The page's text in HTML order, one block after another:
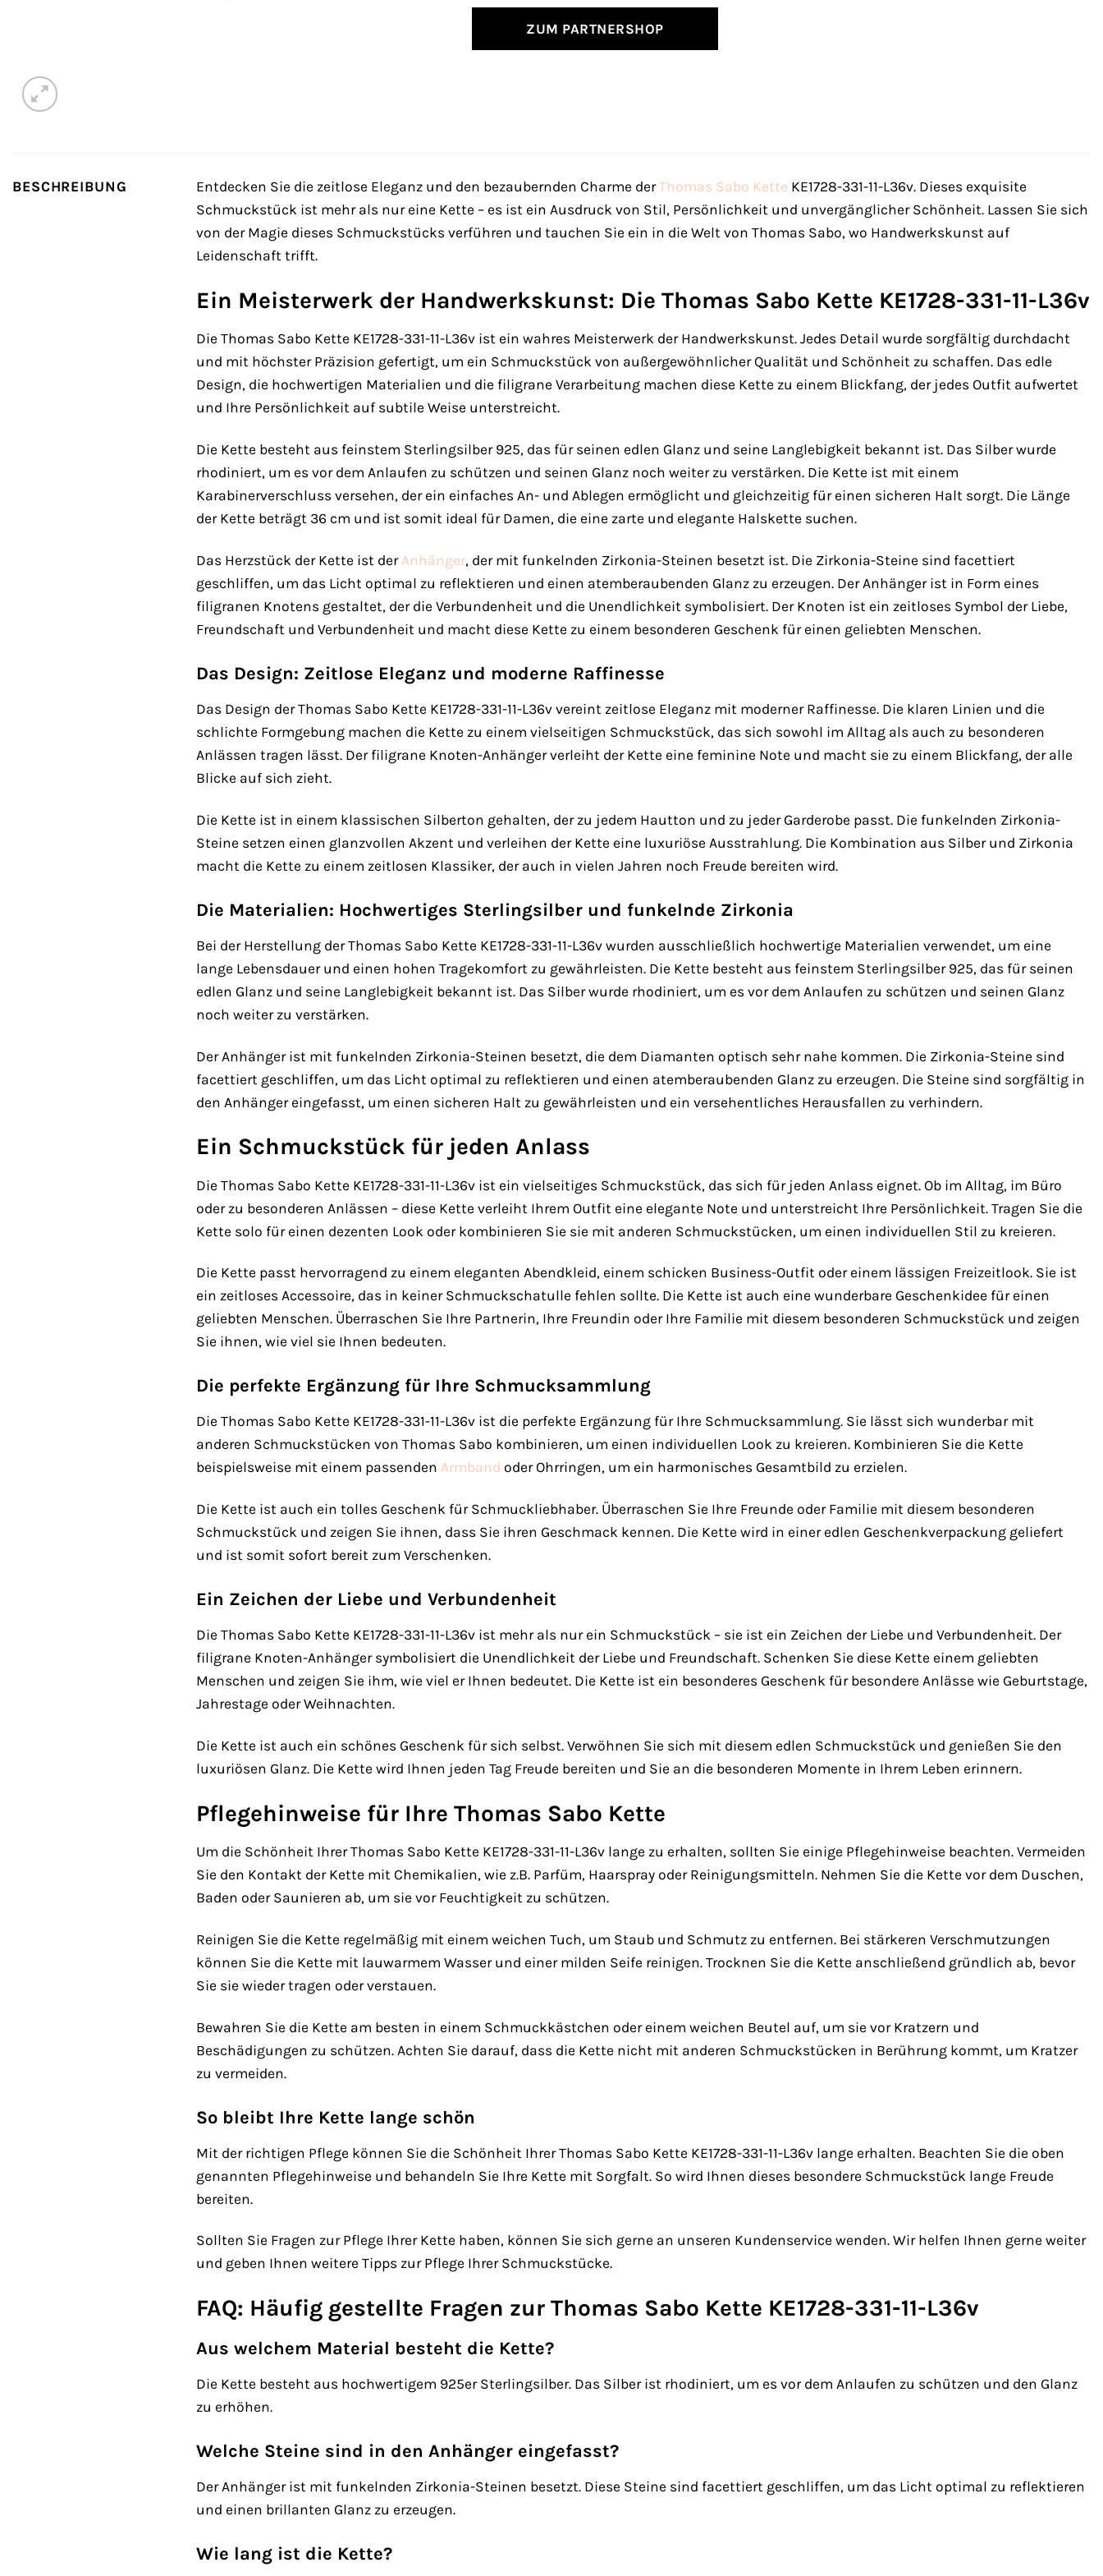
ZUM PARTNERSHOP
BESCHREIBUNG Entdecken Sie die zeitlose Eleganz und den bezaubernden Charme derThomas Sabo Kette KE1728-331-11-L36v. Dieses exquisite
Schmuckstück ist mehr als nur eine Kette – es ist ein Ausdruck von Stil, Persönlichkeit und unvergänglicher Schönheit. Lassen Sie sich
von der Magie dieses Schmuckstücks verführen und tauchen Sie ein in die Welt von Thomas Sabo, wo Handwerkskunst auf
Leidenschaft trifft.
Ein Meisterwerk der Handwerkskunst: Die Thomas Sabo Kette KE1728-331-11-L36v
Die Thomas Sabo Kette KE1728-331-11-L36v ist ein wahres Meisterwerk der Handwerkskunst. Jedes Detail wurde sorgfältig durchdacht
und mit höchster Präzision gefertigt, um ein Schmuckstück von außergewöhnlicher Qualität und Schönheit zu schaffen. Das edle
Design, die hochwertigen Materialien und die filigrane Verarbeitung machen diese Kette zu einem Blickfang, der jedes Outfit aufwertet
und Ihre Persönlichkeit auf subtile Weise unterstreicht.
Die Kette besteht aus feinstem Sterlingsilber 925, das für seinen edlen Glanz und seine Langlebigkeit bekannt ist. Das Silber wurde
rhodiniert, um es vor dem Anlaufen zu schützen und seinen Glanz noch weiter zu verstärken. Die Kette ist mit einem
Karabinerverschluss versehen, der ein einfaches An- und Ablegen ermöglicht und gleichzeitig für einen sicheren Halt sorgt. Die Länge
der Kette beträgt 36 cm und ist somit ideal für Damen, die eine zarte und elegante Halskette suchen.
Das Herzstück der Kette ist derAnhänger, der mit funkelnden Zirkonia-Steinen besetzt ist. Die Zirkonia-Steine sind facettiert
geschliffen, um das Licht optimal zu reflektieren und einen atemberaubenden Glanz zu erzeugen. Der Anhänger ist in Form eines
filigranen Knotens gestaltet, der die Verbundenheit und die Unendlichkeit symbolisiert. Der Knoten ist ein zeitloses Symbol der Liebe,
Freundschaft und Verbundenheit und macht diese Kette zu einem besonderen Geschenk für einen geliebten Menschen.
Das Design: Zeitlose Eleganz und moderne Raffinesse
Das Design der Thomas Sabo Kette KE1728-331-11-L36v vereint zeitlose Eleganz mit moderner Raffinesse. Die klaren Linien und die
schlichte Formgebung machen die Kette zu einem vielseitigen Schmuckstück, das sich sowohl im Alltag als auch zu besonderen
Anlässen tragen lässt. Der filigrane Knoten-Anhänger verleiht der Kette eine feminine Note und macht sie zu einem Blickfang, der alle
Blicke auf sich zieht.
Die Kette ist in einem klassischen Silberton gehalten, der zu jedem Hautton und zu jeder Garderobe passt. Die funkelnden Zirkonia-
Steine setzen einen glanzvollen Akzent und verleihen der Kette eine luxuriöse Ausstrahlung. Die Kombination aus Silber und Zirkonia
macht die Kette zu einem zeitlosen Klassiker, der auch in vielen Jahren noch Freude bereiten wird.
Die Materialien: Hochwertiges Sterlingsilber und funkelnde Zirkonia
Bei der Herstellung der Thomas Sabo Kette KE1728-331-11-L36v wurden ausschließlich hochwertige Materialien verwendet, um eine
lange Lebensdauer und einen hohen Tragekomfort zu gewährleisten. Die Kette besteht aus feinstem Sterlingsilber 925, das für seinen
edlen Glanz und seine Langlebigkeit bekannt ist. Das Silber wurde rhodiniert, um es vor dem Anlaufen zu schützen und seinen Glanz
noch weiter zu verstärken.
Der Anhänger ist mit funkelnden Zirkonia-Steinen besetzt, die dem Diamanten optisch sehr nahe kommen. Die Zirkonia-Steine sind
facettiert geschliffen, um das Licht optimal zu reflektieren und einen atemberaubenden Glanz zu erzeugen. Die Steine sind sorgfältig in
den Anhänger eingefasst, um einen sicheren Halt zu gewährleisten und ein versehentliches Herausfallen zu verhindern.
Ein Schmuckstück für jeden Anlass
Die Thomas Sabo Kette KE1728-331-11-L36v ist ein vielseitiges Schmuckstück, das sich für jeden Anlass eignet. Ob im Alltag, im Büro
oder zu besonderen Anlässen – diese Kette verleiht Ihrem Outfit eine elegante Note und unterstreicht Ihre Persönlichkeit. Tragen Sie die
Kette solo für einen dezenten Look oder kombinieren Sie sie mit anderen Schmuckstücken, um einen individuellen Stil zu kreieren.
Die Kette passt hervorragend zu einem eleganten Abendkleid, einem schicken Business-Outfit oder einem lässigen Freizeitlook. Sie ist
ein zeitloses Accessoire, das in keiner Schmuckschatulle fehlen sollte. Die Kette ist auch eine wunderbare Geschenkidee für einen
geliebten Menschen. Überraschen Sie Ihre Partnerin, Ihre Freundin oder Ihre Familie mit diesem besonderen Schmuckstück und zeigen
Sie ihnen, wie viel sie Ihnen bedeuten.
Die perfekte Ergänzung für Ihre Schmucksammlung
Die Thomas Sabo Kette KE1728-331-11-L36v ist die perfekte Ergänzung für Ihre Schmucksammlung. Sie lässt sich wunderbar mit
anderen Schmuckstücken von Thomas Sabo kombinieren, um einen individuellen Look zu kreieren. Kombinieren Sie die Kette
beispielsweise mit einem passenden Armband oder Ohrringen, um ein harmonisches Gesamtbild zu erzielen.
Die Kette ist auch ein tolles Geschenk für Schmuckliebhaber. Überraschen Sie Ihre Freunde oder Familie mit diesem besonderen
Schmuckstück und zeigen Sie ihnen, dass Sie ihren Geschmack kennen. Die Kette wird in einer edlen Geschenkverpackung geliefert
und ist somit sofort bereit zum Verschenken.
Ein Zeichen der Liebe und Verbundenheit
Die Thomas Sabo Kette KE1728-331-11-L36v ist mehr als nur ein Schmuckstück – sie ist ein Zeichen der Liebe und Verbundenheit. Der
filigrane Knoten-Anhänger symbolisiert die Unendlichkeit der Liebe und Freundschaft. Schenken Sie diese Kette einem geliebten
Menschen und zeigen Sie ihm, wie viel er Ihnen bedeutet. Die Kette ist ein besonderes Geschenk für besondere Anlässe wie Geburtstage,
Jahrestage oder Weihnachten.
Die Kette ist auch ein schönes Geschenk für sich selbst. Verwöhnen Sie sich mit diesem edlen Schmuckstück und genießen Sie den
luxuriösen Glanz. Die Kette wird Ihnen jeden Tag Freude bereiten und Sie an die besonderen Momente in Ihrem Leben erinnern.
Pflegehinweise für Ihre Thomas Sabo Kette
Um die Schönheit Ihrer Thomas Sabo Kette KE1728-331-11-L36v lange zu erhalten, sollten Sie einige Pflegehinweise beachten. Vermeiden
Sie den Kontakt der Kette mit Chemikalien, wie z.B. Parfüm, Haarspray oder Reinigungsmitteln. Nehmen Sie die Kette vor dem Duschen,
Baden oder Saunieren ab, um sie vor Feuchtigkeit zu schützen.
Reinigen Sie die Kette regelmäßig mit einem weichen Tuch, um Staub und Schmutz zu entfernen. Bei stärkeren Verschmutzungen
können Sie die Kette mit lauwarmem Wasser und einer milden Seife reinigen. Trocknen Sie die Kette anschließend gründlich ab, bevor
Sie sie wieder tragen oder verstauen.
Bewahren Sie die Kette am besten in einem Schmuckkästchen oder einem weichen Beutel auf, um sie vor Kratzern und
Beschädigungen zu schützen. Achten Sie darauf, dass die Kette nicht mit anderen Schmuckstücken in Berührung kommt, um Kratzer
zu vermeiden.
So bleibt Ihre Kette lange schön
Mit der richtigen Pflege können Sie die Schönheit Ihrer Thomas Sabo Kette KE1728-331-11-L36v lange erhalten. Beachten Sie die oben
genannten Pflegehinweise und behandeln Sie Ihre Kette mit Sorgfalt. So wird Ihnen dieses besondere Schmuckstück lange Freude
bereiten.
Sollten Sie Fragen zur Pflege Ihrer Kette haben, können Sie sich gerne an unseren Kundenservice wenden. Wir helfen Ihnen gerne weiter
und geben Ihnen weitere Tipps zur Pflege Ihrer Schmuckstücke.
FAQ: Häufig gestellte Fragen zur Thomas Sabo Kette KE1728-331-11-L36v
Aus welchem Material besteht die Kette?
Die Kette besteht aus hochwertigem 925er Sterlingsilber. Das Silber ist rhodiniert, um es vor dem Anlaufen zu schützen und den Glanz
zu erhöhen.
Welche Steine sind in den Anhänger eingefasst?
Der Anhänger ist mit funkelnden Zirkonia-Steinen besetzt. Diese Steine sind facettiert geschliffen, um das Licht optimal zu reflektieren
und einen brillanten Glanz zu erzeugen.
Wie lang ist die Kette?